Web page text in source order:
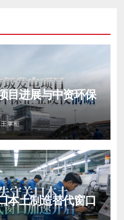
目进展与中资环保
掌柜
本土制造替代窗口